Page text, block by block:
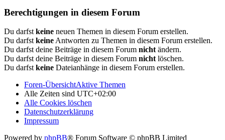
Berechtigungen in diesem Forum
Du darfst keine neuen Themen in diesem Forum erstellen.
Du darfst keine Antworten zu Themen in diesem Forum erstellen.
Du darfst deine Beiträge in diesem Forum nicht ändern.
Du darfst deine Beiträge in diesem Forum nicht löschen.
Du darfst keine Dateianhänge in diesem Forum erstellen.
Foren-ÜbersichtAktive Themen
Alle Zeiten sind UTC+02:00
Alle Cookies löschen
Datenschutzerklärung
Impressum
Powered by phpBB® Forum Software © phpBB Limited